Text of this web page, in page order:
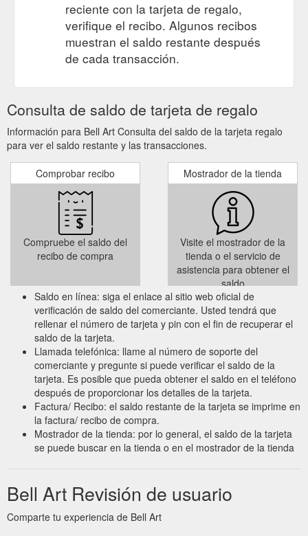
reciente con la tarjeta de regalo,
verifique el recibo. Algunos recibos
muestran el saldo restante después
de cada transacción.
Consulta de saldo de tarjeta de regalo
Información para Bell Art Consulta del saldo de la tarjeta regalo
para ver el saldo restante y las transacciones.
Comprobar recibo
Compruebe el saldo del
recibo de compra
Mostrador de la tienda
Visite el mostrador de la
tienda o el servicio de
asistencia para obtener el
saldo
Saldo en línea: siga el enlace al sitio web oficial de
verificación de saldo del comerciante. Usted tendrá que
rellenar el número de tarjeta y pin con el fin de recuperar el
saldo de la tarjeta.
Llamada telefónica: llame al número de soporte del
comerciante y pregunte si puede verificar el saldo de la
tarjeta. Es posible que pueda obtener el saldo en el teléfono
después de proporcionar los detalles de la tarjeta.
Factura/ Recibo: el saldo restante de la tarjeta se imprime en
la factura/ recibo de compra.
Mostrador de la tienda: por lo general, el saldo de la tarjeta
se puede buscar en la tienda o en el mostrador de la tienda
Bell Art Revisión de usuario
Comparte tu experiencia de Bell Art